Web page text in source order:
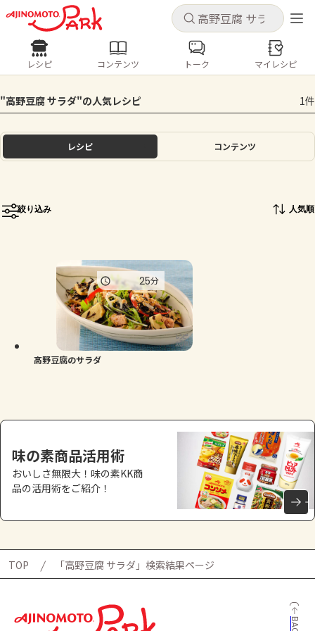
キャンセル
ログインするとレシピを保存できます
ログイン
ホーム
トーク
よくあるお問い合わせ
お買い物
キャンセル
レシピ コンテンツ
人気の食材・レシピ
きゅうり なす トマト
とうもろこし
レシピ コンテンツ トーク マイレシピ
"高野豆腐 サラダ"の人気レシピ 1件
レシピ コンテンツ
絞り込み 人気順
高野豆腐のサラダ
25分
味の素商品活用術
おいしさ無限大！味の素KK商
品の活用術をご紹介！
TOP 「高野豆腐 サラダ」検索結果ページ